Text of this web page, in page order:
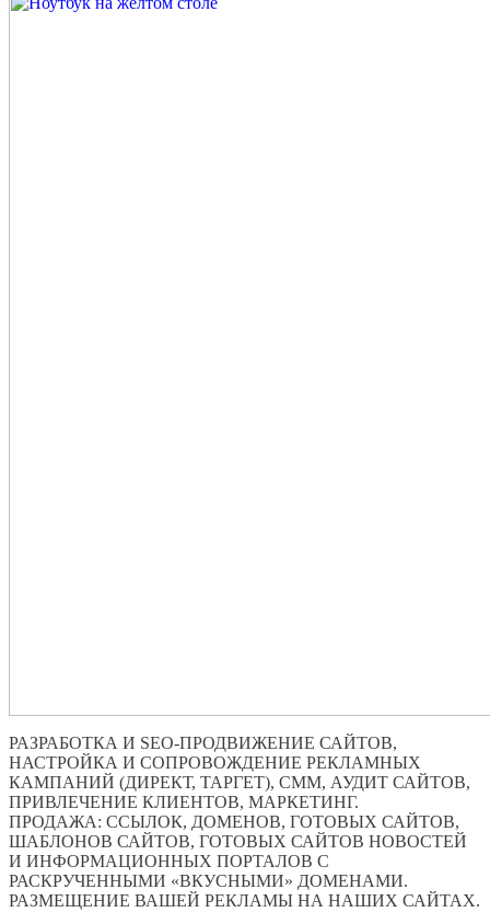
РАЗРАБОТКА И SEO-ПРОДВИЖЕНИЕ САЙТОВ,
НАСТРОЙКА И СОПРОВОЖДЕНИЕ РЕКЛАМНЫХ
КАМПАНИЙ (ДИРЕКТ, ТАРГЕТ), СММ, АУДИТ САЙТОВ,
ПРИВЛЕЧЕНИЕ КЛИЕНТОВ, МАРКЕТИНГ.
ПРОДАЖА: ССЫЛОК, ДОМЕНОВ, ГОТОВЫХ САЙТОВ,
ШАБЛОНОВ САЙТОВ, ГОТОВЫХ САЙТОВ НОВОСТЕЙ
И ИНФОРМАЦИОННЫХ ПОРТАЛОВ С
РАСКРУЧЕННЫМИ «ВКУСНЫМИ» ДОМЕНАМИ.
РАЗМЕЩЕНИЕ ВАШЕЙ РЕКЛАМЫ НА НАШИХ САЙТАХ.